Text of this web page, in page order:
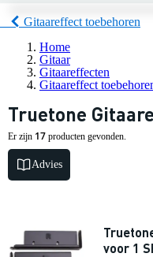
Gitaareffect toebehoren
Home
Gitaar
Gitaareffecten
Gitaareffect
Truetone
Er zijn 17 producten gevonden.
Advies
voor 1